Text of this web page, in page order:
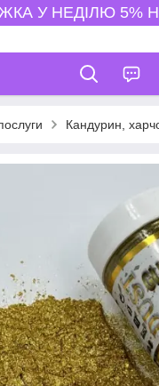
У НЕДІЛЮ 5%
Кандурин,